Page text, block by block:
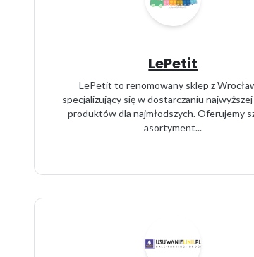
LePetit
LePetit to renomowany sklep z
specjalizujący się w dostarczaniu
produktów dla najmłodszych. Oferujemy
asortyment...